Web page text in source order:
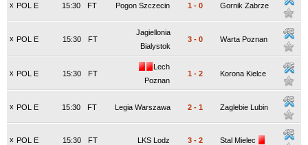
x POL E FT
15:30 Pogon Szczecin 1 - 0 Gornik Zabrze
x POL E FT
15:30
Jagiellonia
Bialystok
3 - 0 Warta Poznan
x POL E FT
15:30
Lech
Poznan
1 - 2 Korona Kielce
x POL E FT
15:30 Legia Warszawa 2 - 1 Zaglebie Lubin
x POL E FT
15:30 LKS Lodz 3 - 2 Stal Mielec